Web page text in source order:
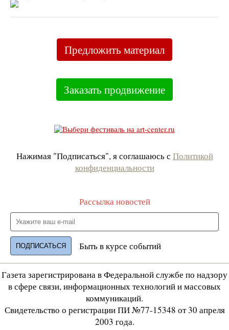
Предложить материал
Заказать продвижение
Нажимая "Подписаться", я соглашаюсь с Политикой
конфиденциальности
Рассылка новостей
Быть в курсе событий
Газета зарегистрирована в Федеральной службе по надзору
в сфере связи, информационных технологий и массовых
коммуникаций.
Свидетельство о регистрации ПИ №77-15348 от 30 апреля
2003 года.